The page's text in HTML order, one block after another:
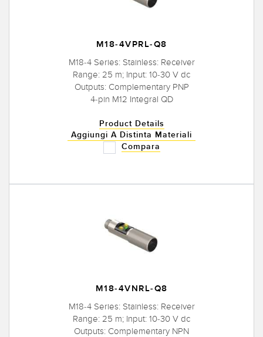
M18-4VPRL-Q8
M18-4 Series: Stainless: Receiver
Range: 25 m; Input: 10-30 V dc
Outputs: Complementary PNP
4-pin M12 Integral QD
Product Details
Aggiungi A Distinta Materiali
Compara
M18-4VNRL-Q8
M18-4 Series: Stainless: Receiver
Range: 25 m; Input: 10-30 V dc
Outputs: Complementary NPN